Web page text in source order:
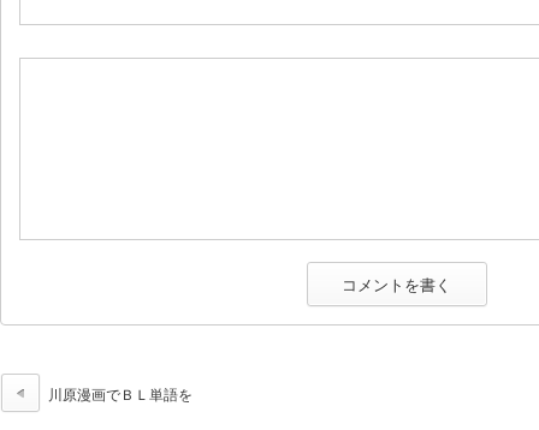
川原漫画でＢＬ単語を